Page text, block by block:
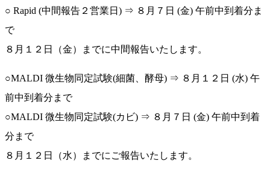
○ Rapid (中間報告２営業日) ⇒ ８月７日 (金) 午前中到着分ま
で
８月１２日（金）までに中間報告いたします。
○MALDI 微生物同定試験(細菌、酵母) ⇒ ８月１２日 (水) 午
前中到着分まで
○MALDI 微生物同定試験(カビ) ⇒ ８月７日 (金) 午前中到着
分まで
８月１２日（水）までにご報告いたします。